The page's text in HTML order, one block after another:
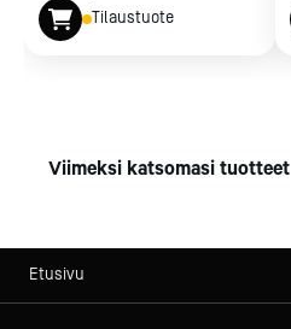
Tilaustuote
Viimeksi katsomasi tuotteet
Etusivu